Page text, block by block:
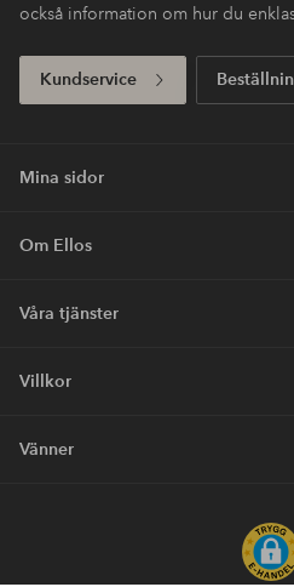
också information om hur du
Kundservice
Mina sidor
Om Ellos
Våra tjänster
Villkor
Vänner